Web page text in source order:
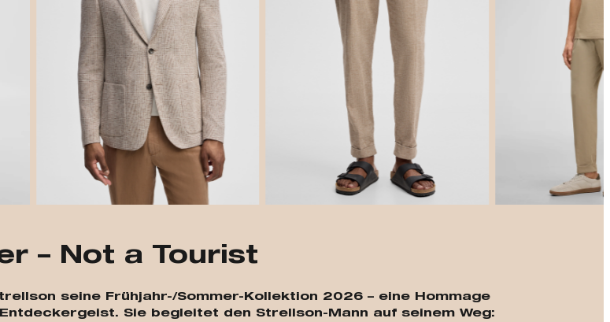
– Not a Tourist
seine Frühjahr-/Sommer-Kollektion 2026 – eine Hommage
Sie begleitet den Strellson-Mann auf seinem Weg: